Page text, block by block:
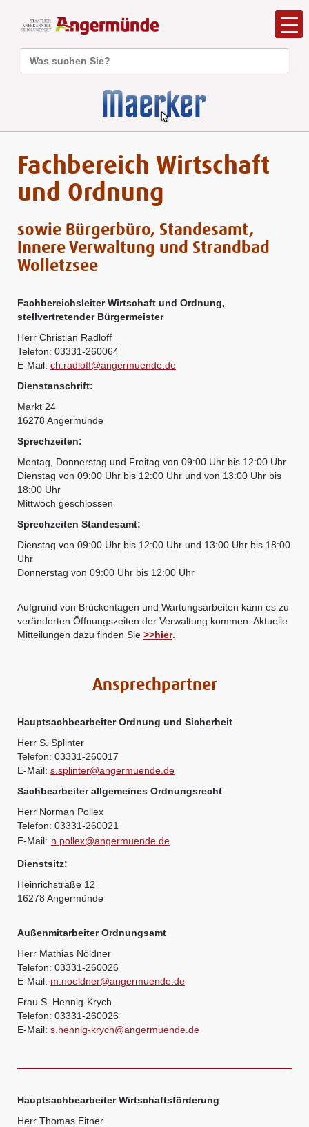
Search
Fachbereich Wirtschaft
und Ordnung
sowie Bürgerbüro, Standesamt,
Innere Verwaltung und Strandbad
Wolletzsee
Fachbereichsleiter Wirtschaft und Ordnung,
stellvertretender Bürgermeister
Herr Christian Radloff
Telefon: 03331-260064
E-Mail: ch.radloff@angermuende.de
Dienstanschrift:
Markt 24
16278 Angermünde
Sprechzeiten:
Montag, Donnerstag und Freitag von 09:00 Uhr bis 12:00 Uhr
Dienstag von 09:00 Uhr bis 12:00 Uhr und von 13:00 Uhr bis
18:00 Uhr
Mittwoch geschlossen
Sprechzeiten Standesamt:
Dienstag von 09:00 Uhr bis 12:00 Uhr und 13:00 Uhr bis 18:00
Uhr
Donnerstag von 09:00 Uhr bis 12:00 Uhr
Aufgrund von Brückentagen und Wartungsarbeiten kann es zu
veränderten Öffnungszeiten der Verwaltung kommen. Aktuelle
Mitteilungen dazu finden Sie >>hier.
Ansprechpartner
Hauptsachbearbeiter Ordnung und Sicherheit
Herr S. Splinter
Telefon: 03331-260017
E-Mail: s.splinter@angermuende.de
Sachbearbeiter allgemeines Ordnungsrecht
Herr Norman Pollex
Telefon: 03331-260021
E-Mail: n.pollex@angermuende.de
Dienstsitz:
Heinrichstraße 12
16278 Angermünde
Außenmitarbeiter Ordnungsamt
Herr Mathias Nöldner
Telefon: 03331-260026
E-Mail: m.noeldner@angermuende.de
Frau S. Hennig-Krych
Telefon: 03331-260026
E-Mail: s.hennig-krych@angermuende.de
Hauptsachbearbeiter Wirtschaftsförderung
Herr Thomas Eitner